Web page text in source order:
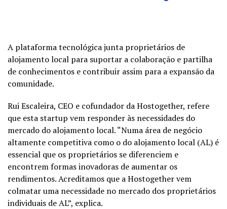
A plataforma tecnológica junta proprietários de
alojamento local para suportar a colaboração e partilha
de conhecimentos e contribuir assim para a expansão da
comunidade.
Rui Escaleira, CEO e cofundador da Hostogether, refere
que esta startup vem responder às necessidades do
mercado do alojamento local. “Numa área de negócio
altamente competitiva como o do alojamento local (AL) é
essencial que os proprietários se diferenciem e
encontrem formas inovadoras de aumentar os
rendimentos. Acreditamos que a Hostogether vem
colmatar uma necessidade no mercado dos proprietários
individuais de AL”, explica.